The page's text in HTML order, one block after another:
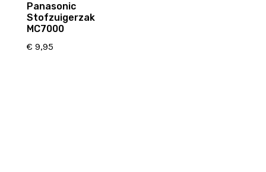
Panasonic
Stofzuigerzak
MC7000
€ 9,95